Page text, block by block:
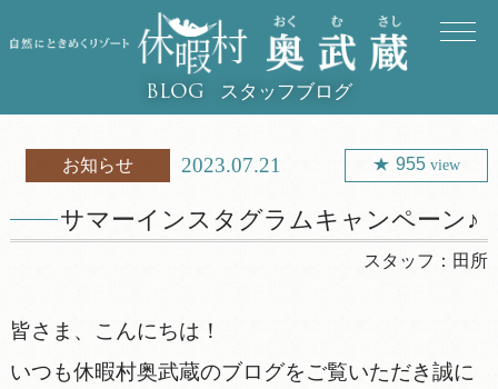
BLOG スタッフブログ
お知らせ 2023.07.21 955 view
サマーインスタグラムキャンペーン♪
スタッフ： 田所
皆さま、こんにちは！
いつも休暇村奥武蔵のブログをご覧いただき誠に